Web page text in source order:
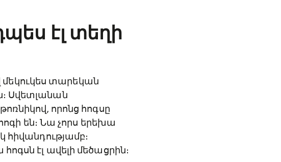
էլ տեղի
մեկուկես տարեկան
Սվետլանան
որոնց հոգսը
են։ Նա չորս երեխա